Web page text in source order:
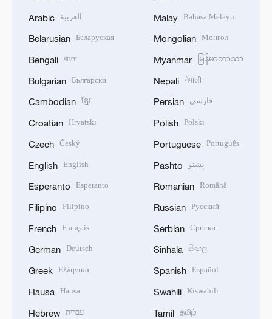
Arabic العربية
Belarusian Беларуская
Bengali বাংলা
Bulgarian Български
Cambodian ខ្មែរ
Croatian Hrvatski
Czech Český
English English
Esperanto Esperanto
Filipino Filipino
French Français
German Deutsch
Greek Ελληνικά
Hausa Hausa
Hebrew עברית
Malay Bahasa Melayu
Mongolian Монгол
Myanmar မြန်မာဘာသာ
Nepali नेपाली
Persian فارسی
Polish Polski
Portuguese Português
Pashto پښتو
Romanian Română
Russian Русский
Serbian Српски
Sinhala සිංහල
Spanish Español
Swahili Kiswahili
Tamil தமிழ்